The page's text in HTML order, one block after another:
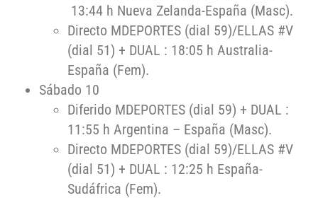
13:44 h Nueva Zelanda-España (Masc).
Directo MDEPORTES (dial 59)/ELLAS #V
(dial 51) + DUAL : 18:05 h Australia-
España (Fem).
Sábado 10
Diferido MDEPORTES (dial 59) + DUAL :
11:55 h Argentina – España (Masc).
Directo MDEPORTES (dial 59)/ELLAS #V
(dial 51) + DUAL : 12:25 h España-
Sudáfrica (Fem).